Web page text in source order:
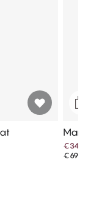
€69.95